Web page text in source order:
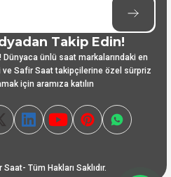
Takip Edin!
Dünyaca ünlü saat markalarındaki en
Safir Saat takipçilerine özel sürpriz
için aramıza katılın
Tüm Hakları Saklıdır.